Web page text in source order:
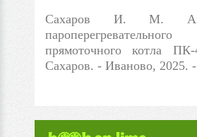
Сахаров И. М.
прямоточного котла
Сахаров. - Иваново, 2025.